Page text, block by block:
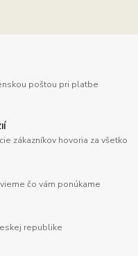
poštou pri platbe
zákazníkov hovoria za všetko
čo vám ponúkame
republike